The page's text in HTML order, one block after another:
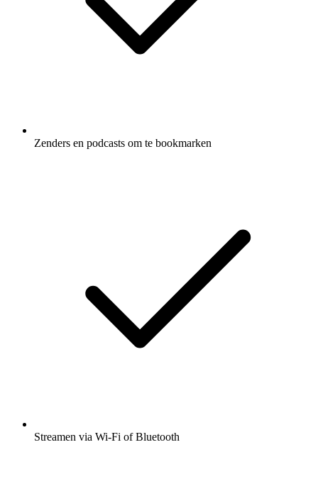
Zenders en podcasts om te bookmarken
Streamen via Wi-Fi of Bluetooth